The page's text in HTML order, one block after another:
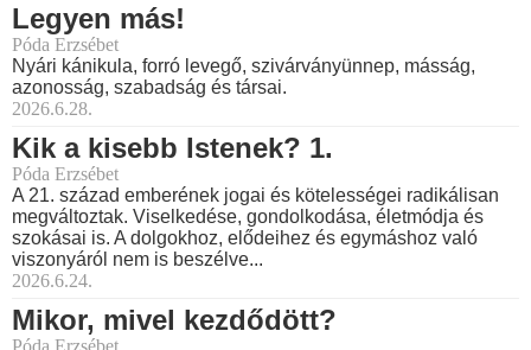
Legyen más!
Póda Erzsébet
Nyári kánikula, forró levegő, szivárványünnep, másság,
azonosság, szabadság és társai.
2026.6.28.
Kik a kisebb Istenek? 1.
Póda Erzsébet
A 21. század emberének jogai és kötelességei radikálisan
megváltoztak. Viselkedése, gondolkodása, életmódja és
szokásai is. A dolgokhoz, elődeihez és egymáshoz való
viszonyáról nem is beszélve...
2026.6.24.
Mikor, mivel kezdődött?
Póda Erzsébet